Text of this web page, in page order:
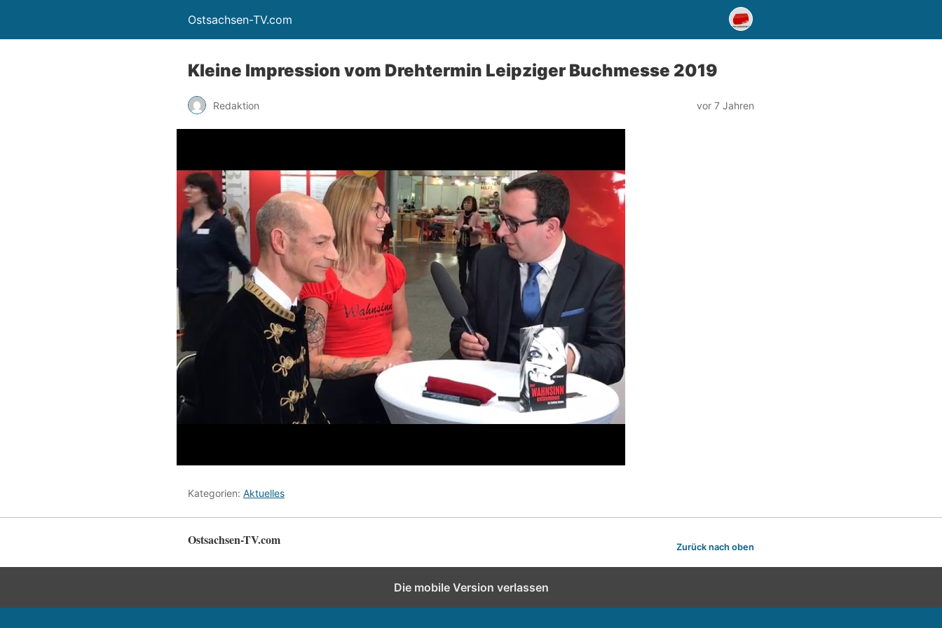
Ostsachsen-TV.com
Kleine Impression vom Drehtermin Leipziger Buchmesse 2019
Redaktion vor 7 Jahren
Kategorien: Aktuelles
Ostsachsen-TV.com Zurück nach oben
Die mobile Version verlassen